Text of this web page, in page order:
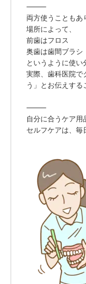
⸻
両方使うこともあ
場所によって、
前歯はフロス
奥歯は歯間ブラシ
というように使い
実際、歯科医院で
う」とお伝えする
⸻
自分に合うケア用
セルフケアは、毎